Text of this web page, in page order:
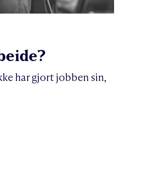
har gjort jobben sin,